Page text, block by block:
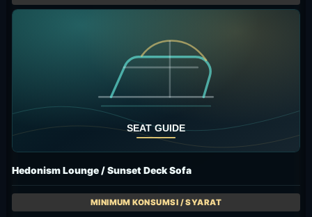
Hedonism Lounge / Sunset Deck Sofa